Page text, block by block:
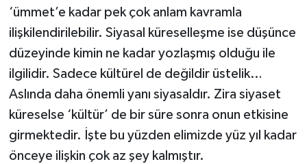
‘ümmet’e kadar pek çok anlam kavramla
ilişkilendirilebilir. Siyasal küreselleşme ise düşünce
düzeyinde kimin ne kadar yozlaşmış olduğu ile
ilgilidir. Sadece kültürel de değildir üstelik…
Aslında daha önemli yanı siyasaldır. Zira siyaset
küreselse ‘kültür’ de bir süre sonra onun etkisine
girmektedir. İşte bu yüzden elimizde yüz yıl kadar
önceye ilişkin çok az şey kalmıştır.